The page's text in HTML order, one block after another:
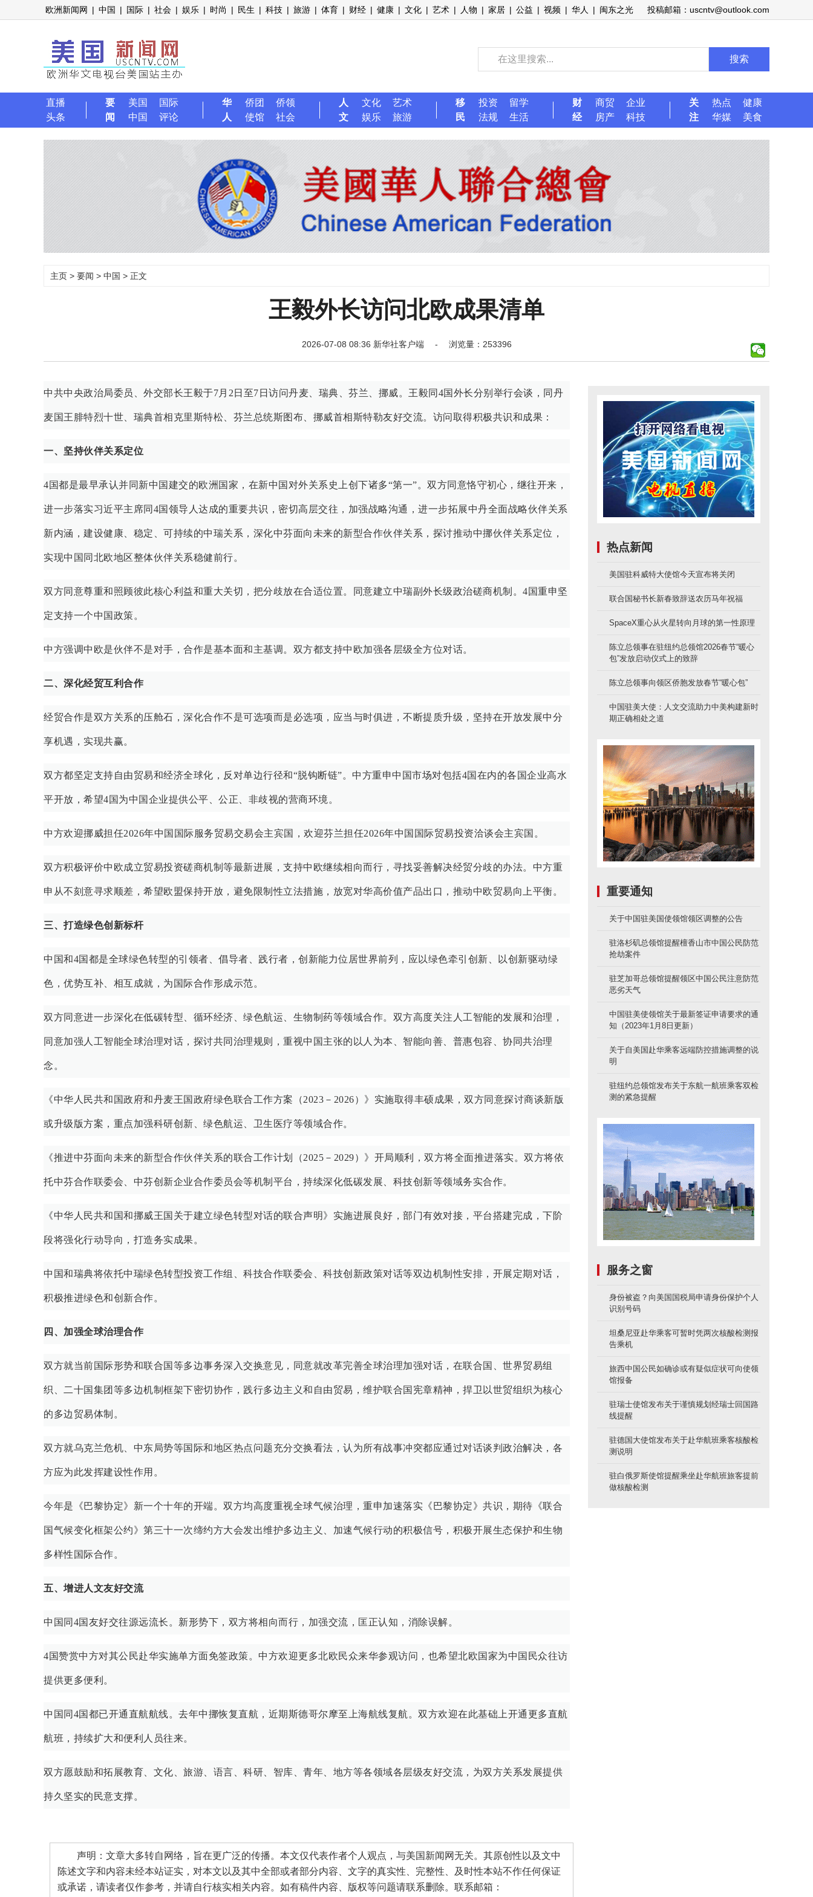
欧洲新闻网 | 中国 | 国际 | 社会 | 娱乐 | 时尚 | 民生 | 科技 | 旅游 | 体育 | 财经 | 健康 | 文化 | 艺术 | 人物 | 家居 | 公益 | 视频 | 华人 | 闽东之光 投稿邮箱：uscntv@outlook.com
搜索
直播
头条
要
闻
美国
国际
中国
评论
华
人
侨团
侨领
使馆
社会
人
文
文化
艺术
娱乐
旅游
移
民
投资
留学
法规
生活
财
经
商贸
企业
房产
科技
关
注
热点
健康
华媒
美食
主页 > 要闻 > 中国 > 正文
王毅外长访问北欧成果清单
2026-07-08 08:36 新华社客户端 - 浏览量：253396
中共中央政治局委员、外交部长王毅于7月2日至7日访问丹麦、瑞典、芬兰、挪威。王毅同4国外长分别举行会谈，同丹
麦国王腓特烈十世、瑞典首相克里斯特松、芬兰总统斯图布、挪威首相斯特勒友好交流。访问取得积极共识和成果：
一、坚持伙伴关系定位
4国都是最早承认并同新中国建交的欧洲国家，在新中国对外关系史上创下诸多“第一”。双方同意恪守初心，继往开来，
进一步落实习近平主席同4国领导人达成的重要共识，密切高层交往，加强战略沟通，进一步拓展中丹全面战略伙伴关系
新内涵，建设健康、稳定、可持续的中瑞关系，深化中芬面向未来的新型合作伙伴关系，探讨推动中挪伙伴关系定位，
实现中国同北欧地区整体伙伴关系稳健前行。
双方同意尊重和照顾彼此核心利益和重大关切，把分歧放在合适位置。同意建立中瑞副外长级政治磋商机制。4国重申坚
定支持一个中国政策。
中方强调中欧是伙伴不是对手，合作是基本面和主基调。双方都支持中欧加强各层级全方位对话。
二、深化经贸互利合作
经贸合作是双方关系的压舱石，深化合作不是可选项而是必选项，应当与时俱进，不断提质升级，坚持在开放发展中分
享机遇，实现共赢。
双方都坚定支持自由贸易和经济全球化，反对单边行径和“脱钩断链”。中方重申中国市场对包括4国在内的各国企业高水
平开放，希望4国为中国企业提供公平、公正、非歧视的营商环境。
中方欢迎挪威担任2026年中国国际服务贸易交易会主宾国，欢迎芬兰担任2026年中国国际贸易投资洽谈会主宾国。
双方积极评价中欧成立贸易投资磋商机制等最新进展，支持中欧继续相向而行，寻找妥善解决经贸分歧的办法。中方重
申从不刻意寻求顺差，希望欧盟保持开放，避免限制性立法措施，放宽对华高价值产品出口，推动中欧贸易向上平衡。
三、打造绿色创新标杆
中国和4国都是全球绿色转型的引领者、倡导者、践行者，创新能力位居世界前列，应以绿色牵引创新、以创新驱动绿
色，优势互补、相互成就，为国际合作形成示范。
双方同意进一步深化在低碳转型、循环经济、绿色航运、生物制药等领域合作。双方高度关注人工智能的发展和治理，
同意加强人工智能全球治理对话，探讨共同治理规则，重视中国主张的以人为本、智能向善、普惠包容、协同共治理
念。
《中华人民共和国政府和丹麦王国政府绿色联合工作方案（2023－2026）》实施取得丰硕成果，双方同意探讨商谈新版
或升级版方案，重点加强科研创新、绿色航运、卫生医疗等领域合作。
《推进中芬面向未来的新型合作伙伴关系的联合工作计划（2025－2029）》开局顺利，双方将全面推进落实。双方将依
托中芬合作联委会、中芬创新企业合作委员会等机制平台，持续深化低碳发展、科技创新等领域务实合作。
《中华人民共和国和挪威王国关于建立绿色转型对话的联合声明》实施进展良好，部门有效对接，平台搭建完成，下阶
段将强化行动导向，打造务实成果。
中国和瑞典将依托中瑞绿色转型投资工作组、科技合作联委会、科技创新政策对话等双边机制性安排，开展定期对话，
积极推进绿色和创新合作。
四、加强全球治理合作
双方就当前国际形势和联合国等多边事务深入交换意见，同意就改革完善全球治理加强对话，在联合国、世界贸易组
织、二十国集团等多边机制框架下密切协作，践行多边主义和自由贸易，维护联合国宪章精神，捍卫以世贸组织为核心
的多边贸易体制。
双方就乌克兰危机、中东局势等国际和地区热点问题充分交换看法，认为所有战事冲突都应通过对话谈判政治解决，各
方应为此发挥建设性作用。
今年是《巴黎协定》新一个十年的开端。双方均高度重视全球气候治理，重申加速落实《巴黎协定》共识，期待《联合
国气候变化框架公约》第三十一次缔约方大会发出维护多边主义、加速气候行动的积极信号，积极开展生态保护和生物
多样性国际合作。
五、增进人文友好交流
中国同4国友好交往源远流长。新形势下，双方将相向而行，加强交流，匡正认知，消除误解。
4国赞赏中方对其公民赴华实施单方面免签政策。中方欢迎更多北欧民众来华参观访问，也希望北欧国家为中国民众往访
提供更多便利。
中国同4国都已开通直航航线。去年中挪恢复直航，近期斯德哥尔摩至上海航线复航。双方欢迎在此基础上开通更多直航
航班，持续扩大和便利人员往来。
双方愿鼓励和拓展教育、文化、旅游、语言、科研、智库、青年、地方等各领域各层级友好交流，为双方关系发展提供
持久坚实的民意支撑。
声明：文章大多转自网络，旨在更广泛的传播。本文仅代表作者个人观点，与美国新闻网无关。其原创性以及文中
陈述文字和内容未经本站证实，对本文以及其中全部或者部分内容、文字的真实性、完整性、及时性本站不作任何保证
或承诺，请读者仅作参考，并请自行核实相关内容。如有稿件内容、版权等问题请联系删除。联系邮箱：
热点新闻
美国驻科威特大使馆今天宣布将关闭
联合国秘书长新春致辞送农历马年祝福
SpaceX重心从火星转向月球的第一性原理
陈立总领事在驻纽约总领馆2026春节“暖心
包”发放启动仪式上的致辞
陈立总领事向领区侨胞发放春节“暖心包”
中国驻美大使：人文交流助力中美构建新时
期正确相处之道
重要通知
关于中国驻美国使领馆领区调整的公告
驻洛杉矶总领馆提醒檀香山市中国公民防范
抢劫案件
驻芝加哥总领馆提醒领区中国公民注意防范
恶劣天气
中国驻美使领馆关于最新签证申请要求的通
知（2023年1月8日更新）
关于自美国赴华乘客远端防控措施调整的说
明
驻纽约总领馆发布关于东航一航班乘客双检
测的紧急提醒
服务之窗
身份被盗？向美国国税局申请身份保护个人
识别号码
坦桑尼亚赴华乘客可暂时凭两次核酸检测报
告乘机
旅西中国公民如确诊或有疑似症状可向使领
馆报备
驻瑞士使馆发布关于谨慎规划经瑞士回国路
线提醒
驻德国大使馆发布关于赴华航班乘客核酸检
测说明
驻白俄罗斯使馆提醒乘坐赴华航班旅客提前
做核酸检测